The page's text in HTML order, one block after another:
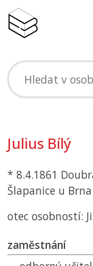
Julius Bílý
* 8.4.1861
Šlapanice u Brna
otec osobností:
zaměstnání